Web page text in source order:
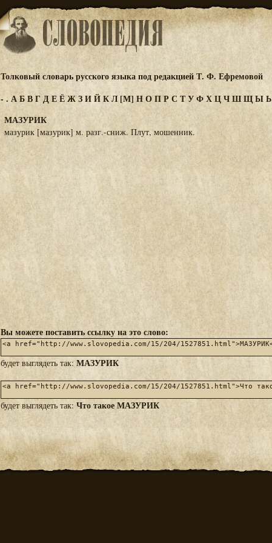
Толковый словарь русского языка под редакцией Т. Ф. Ефремовой
-. АБВГДЕЁЖЗИЙКЛ[М] НОПР С ТУФХЦЧШЩЫЬ
МАЗУРИК
мазурик [мазурик] м. разг.-сниж. Плут, мошенник.
Вы можете поставить ссылку на это слово:
будет выглядеть так:МАЗУРИК
будет выглядеть так: Что такое МАЗУРИК